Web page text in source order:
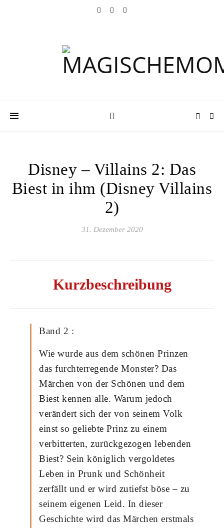
Disney – Villains 2: Das
Biest in ihm (Disney Villains
2)
31. Dezember 2020
Kurzbeschreibung
Band 2 :
Wie wurde aus dem schönen Prinzen
das furchterregende Monster? Das
Märchen von der Schönen und dem
Biest kennen alle. Warum jedoch
verändert sich der von seinem Volk
einst so geliebte Prinz zu einem
verbitterten, zurückgezogen lebenden
Biest? Sein königlich vergoldetes
Leben in Prunk und Schönheit
zerfällt und er wird zutiefst böse – zu
seinem eigenen Leid. In dieser
Geschichte wird das Märchen erstmals